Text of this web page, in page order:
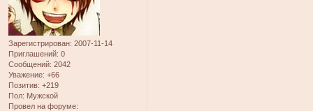
Зарегистрирован: 2007-11-14
Приглашений: 0
Сообщений: 2042
Уважение: +66
Позитив: +219
Пол: Мужской
Провел на форуме: